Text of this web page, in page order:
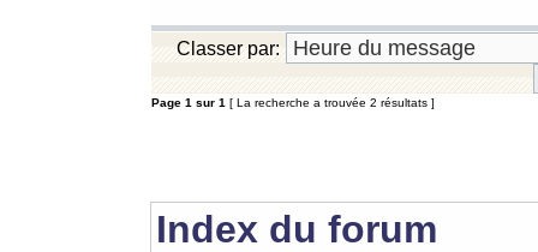
Classer par:
Page 1 sur 1 [ La recherche a trouvée 2 résultats ]
Index du forum